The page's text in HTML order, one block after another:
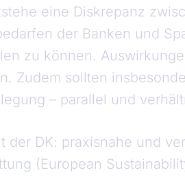
eine Diskrepanz
der Banken und
zu können.
Zudem sollten
– parallel und
der DK: praxisnahe und
(European